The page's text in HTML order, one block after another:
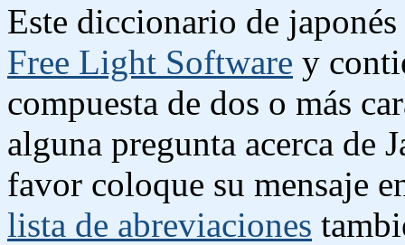
Este diccionario de
Free Light Software y
compuesta de dos o más
alguna pregunta acerca de
favor coloque su mensaje
lista de abreviaciones